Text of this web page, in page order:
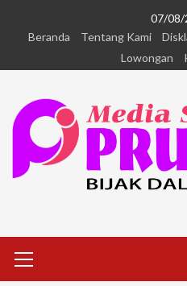
07/08/
Beranda
Tentang Kami
Lowongan